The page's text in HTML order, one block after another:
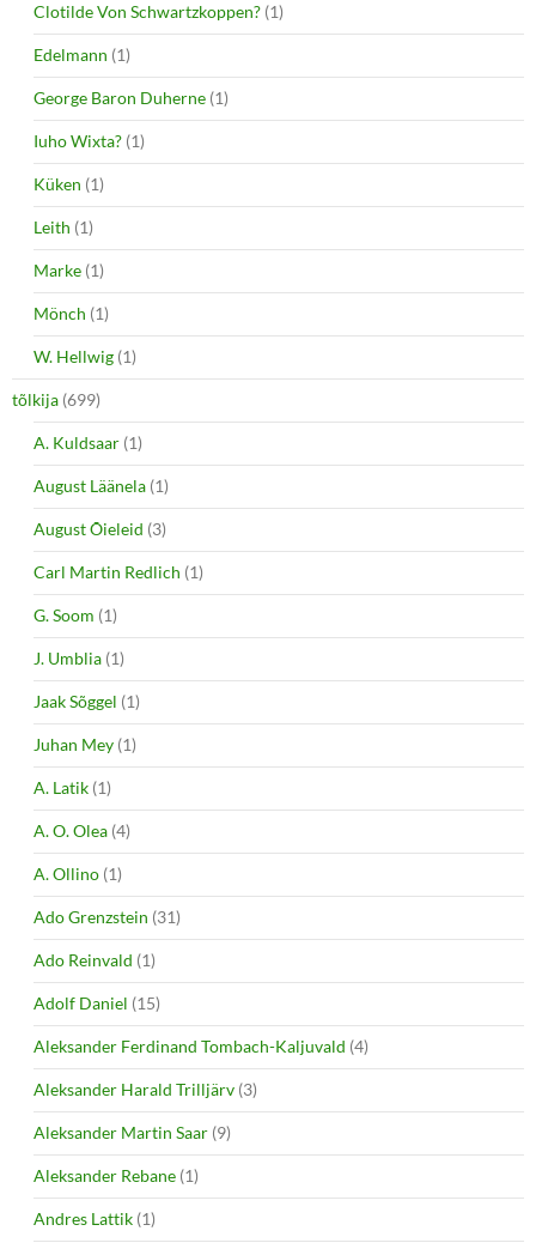
Clotilde Von Schwartzkoppen? (1)
Edelmann (1)
George Baron Duherne (1)
Iuho Wixta? (1)
Küken (1)
Leith (1)
Marke (1)
Mönch (1)
W. Hellwig (1)
tõlkija (699)
A. Kuldsaar (1)
August Läänela (1)
August Õieleid (3)
Carl Martin Redlich (1)
G. Soom (1)
J. Umblia (1)
Jaak Sõggel (1)
Juhan Mey (1)
A. Latik (1)
A. O. Olea (4)
A. Ollino (1)
Ado Grenzstein (31)
Ado Reinvald (1)
Adolf Daniel (15)
Aleksander Ferdinand Tombach-Kaljuvald (4)
Aleksander Harald Trilljärv (3)
Aleksander Martin Saar (9)
Aleksander Rebane (1)
Andres Lattik (1)